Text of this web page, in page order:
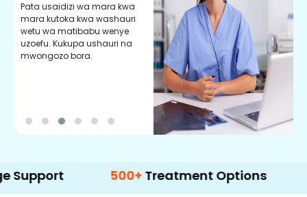
Pata usaidizi wa mara kwa
mara kutoka kwa washauri
wetu wa matibabu wenye
uzoefu. Kukupa ushauri na
mwongozo bora.
500+ Treatment Options